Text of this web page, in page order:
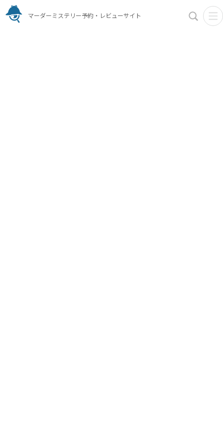
マーダーミステリー予約・レビューサイト